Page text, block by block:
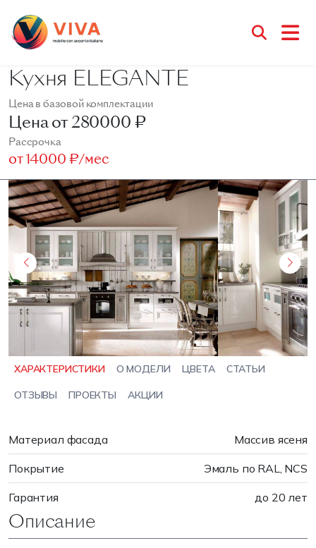
Кухня ELEGANTE
Цена в базовой комплектации
Цена от280000 ₽
Рассрочка
от14000 ₽/мес
ХАРАКТЕРИСТИКИ О МОДЕЛИ ЦВЕТА СТАТЬИ
ОТЗЫВЫ ПРОЕКТЫ АКЦИИ
Материал фасада Массив ясеня
Покрытие Эмаль по RAL, NCS
Гарантия до 20 лет
Описание